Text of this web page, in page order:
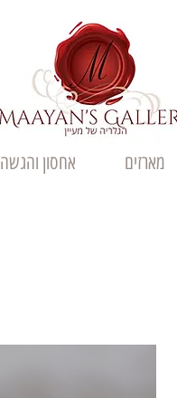
מארזים אחסון והגשה